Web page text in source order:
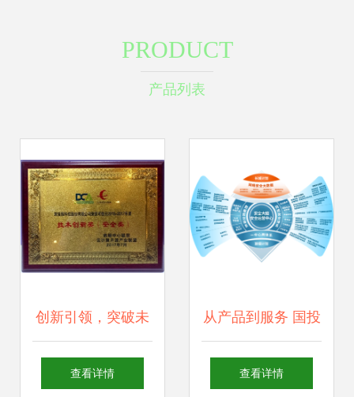
PRODUCT
产品列表
创新引领，突破未
来 深信服荣膺
查看详情
从产品到服务 国投
智能如何通过迭代
查看详情